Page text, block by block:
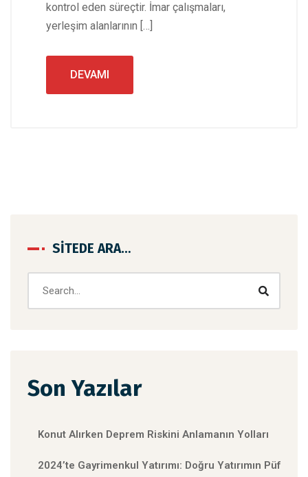
kontrol eden süreçtir. İmar çalışmaları,
yerleşim alanlarının […]
DEVAMI
SITEDE ARA…
Son Yazılar
Konut Alırken Deprem Riskini Anlamanın Yolları
2024’te Gayrimenkul Yatırımı: Doğru Yatırımın Püf